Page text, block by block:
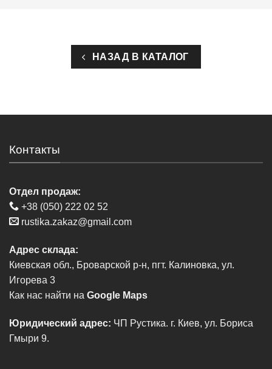
НАЗАД В КАТАЛОГ
Контакты
Отдел продаж:
+38 (050) 222 02 52
rustika.zakaz@gmail.com
Адрес склада:
Киевская обл., Броварской р-н, пгт. Калиновка, ул.
Игорева 3
Как нас найти на Google Maps
Юридический адрес: ЧП Рустика. г. Киев, ул. Бориса
Гмыри 9.